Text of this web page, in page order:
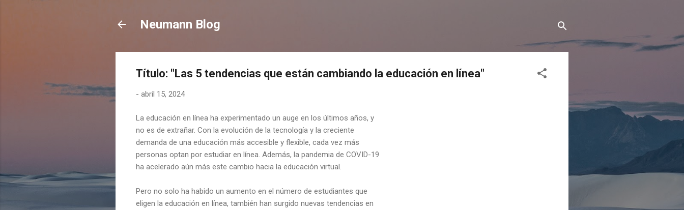
Neumann Blog
Título: "Las 5 tendencias que están cambiando la educación en línea"
- abril 15, 2024
La educación en línea ha experimentado un auge en los últimos años, y
no es de extrañar. Con la evolución de la tecnología y la creciente
demanda de una educación más accesible y flexible, cada vez más
personas optan por estudiar en línea. Además, la pandemia de COVID-19
ha acelerado aún más este cambio hacia la educación virtual.
Pero no solo ha habido un aumento en el número de estudiantes que
eligen la educación en línea, también han surgido nuevas tendencias en